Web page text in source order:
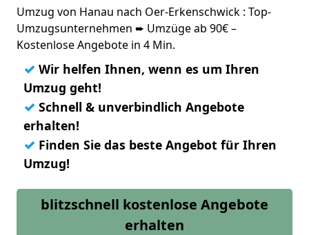
Umzug von Hanau nach Oer-Erkenschwick : Top-
Umzugsunternehmen ➨ Umzüge ab 90€ –
Kostenlose Angebote in 4 Min.
✓ Wir helfen Ihnen, wenn es um Ihren
Umzug geht!
✓ Schnell & unverbindlich Angebote
erhalten!
✓ Finden Sie das beste Angebot für Ihren
Umzug!
blitzschnell kostenlose Angebote
erhalten